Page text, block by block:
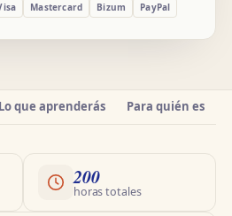
Mastercard Bizum PayPal
Lo que aprenderás Para quién es
200
horas totales